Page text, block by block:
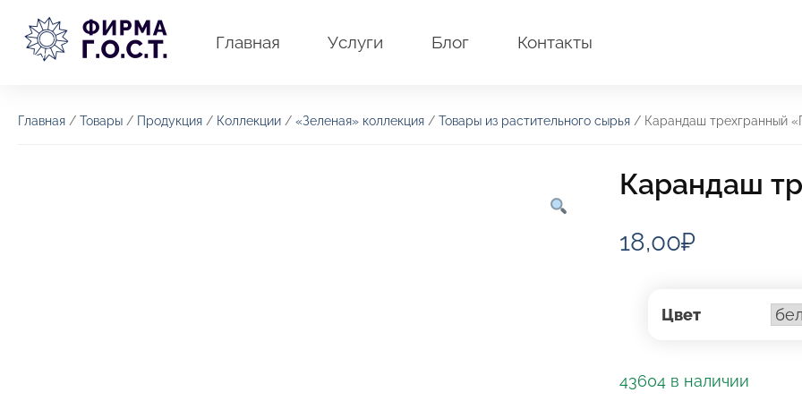
содержимому
Главная Услуги Блог Контакты
Главная / Товары / Продукция / Коллекции / «Зеленая» коллекция / Товары из растительного сырья / Карандаш трехгранный
Карандаш
18,00₽
Цвет
43604 в наличии